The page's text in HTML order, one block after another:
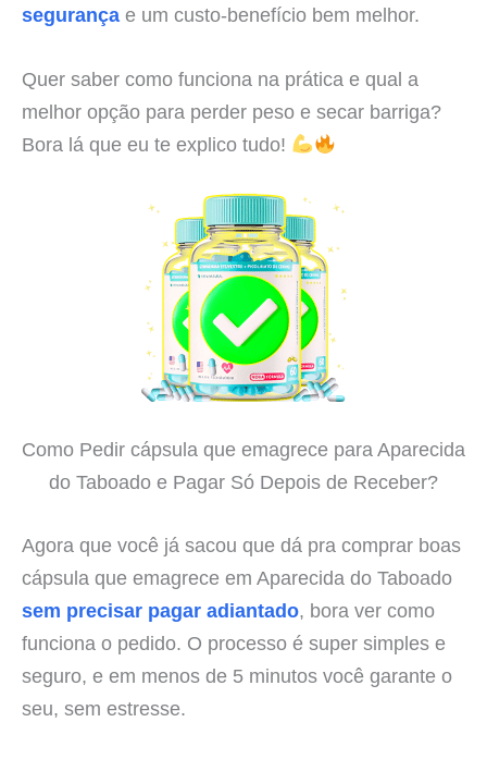
segurança e um custo-benefício bem melhor.
Quer saber como funciona na prática e qual a
melhor opção para perder peso e secar barriga?
Bora lá que eu te explico tudo!
Como Pedir cápsula que emagrece para Aparecida
do Taboado e Pagar Só Depois de Receber?
Agora que você já sacou que dá pra comprar boas
cápsula que emagrece em Aparecida do Taboado
sem precisar pagar adiantado, bora ver como
funciona o pedido. O processo é super simples e
seguro, e em menos de 5 minutos você garante o
seu, sem estresse.